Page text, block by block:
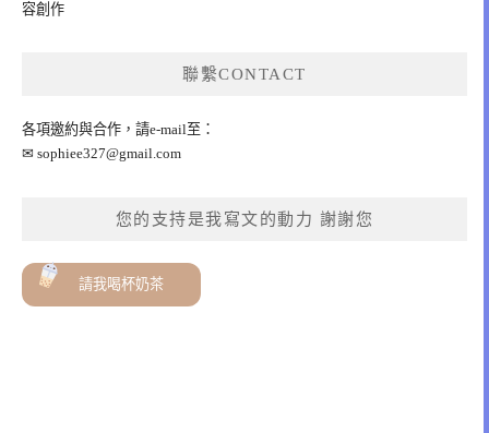
容創作
聯繫CONTACT
各項邀約與合作，請e-mail至：
✉ sophiee327@gmail.com
您的支持是我寫文的動力 謝謝您
請我喝杯奶茶